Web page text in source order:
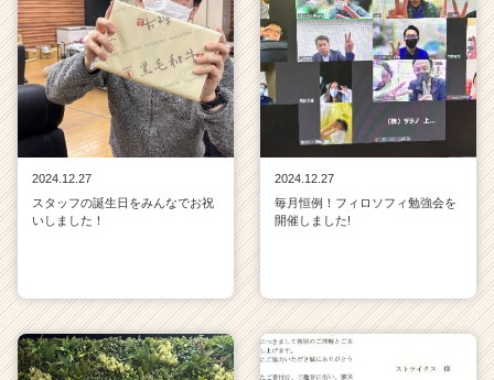
2024.12.27
スタッフの誕生日をみんなでお祝
いしました！
2024.12.27
毎月恒例！フィロソフィ勉強会を
開催しました!